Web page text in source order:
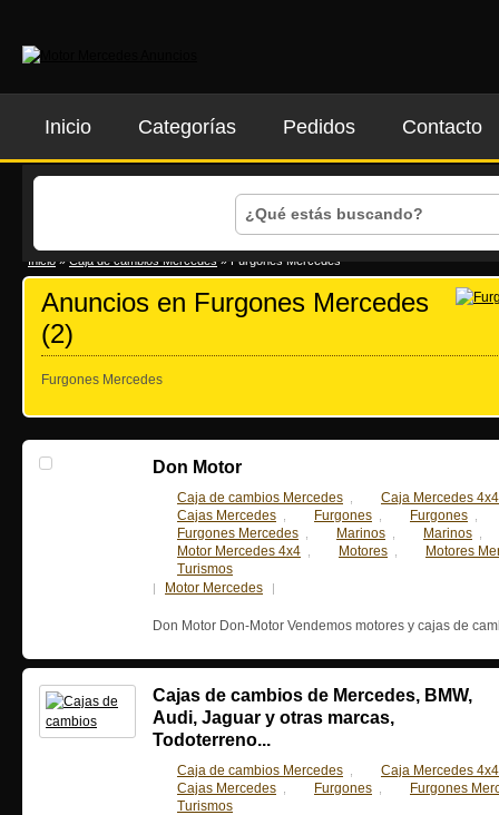
Inicio Categorías Pedidos Contacto
Inicio » Caja de cambios Mercedes » Furgones Mercedes
Anuncios en Furgones Mercedes
(2)
Furgones Mercedes
Don Motor
Caja de cambios Mercedes
Caja Mercedes 4x4
Cajas Mercedes
Furgones Furgones
Furgones Mercedes Marinos Marinos
Motor Mercedes 4x4 Motores
Motores
Turismos
| Motor Mercedes |
Don Motor Don-Motor Vendemos motores y cajas de
Cajas de cambios de Mercedes, BMW,
Audi, Jaguar y otras marcas,
Todoterreno...
Caja de cambios Mercedes
Caja Mercedes 4x4
Cajas Mercedes
Furgones
Furgones
Turismos